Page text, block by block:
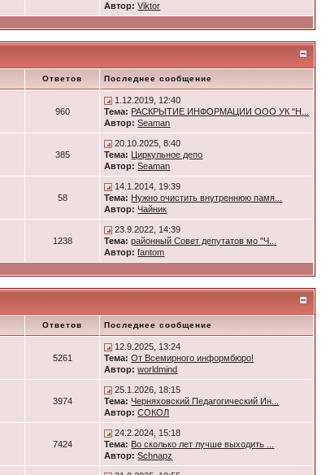
Автор: Viktor
Ответов Последнее сообщение
960
1.12.2019, 12:40
Тема: РАСКРЫТИЕ ИНФОРМАЦИИ ООО УК "Н...
Автор: Seaman
385
20.10.2025, 8:40
Тема: Циркульное депо
Автор: Seaman
58
14.1.2014, 19:39
Тема: Нужно очистить внутреннюю памя...
Автор: Чайник
1238
23.9.2022, 14:39
Тема: районный Совет депутатов мо "Ч...
Автор: fantom
Ответов Последнее сообщение
5261
12.9.2025, 13:24
Тема: От Всемирного информбюро!
Автор: worldmind
3974
25.1.2026, 18:15
Тема: Черняховский Педагогический Ин...
Автор: СОКОЛ
7424
24.2.2024, 15:18
Тема: Во сколько лет лучше выходить ...
Автор: Schnapz